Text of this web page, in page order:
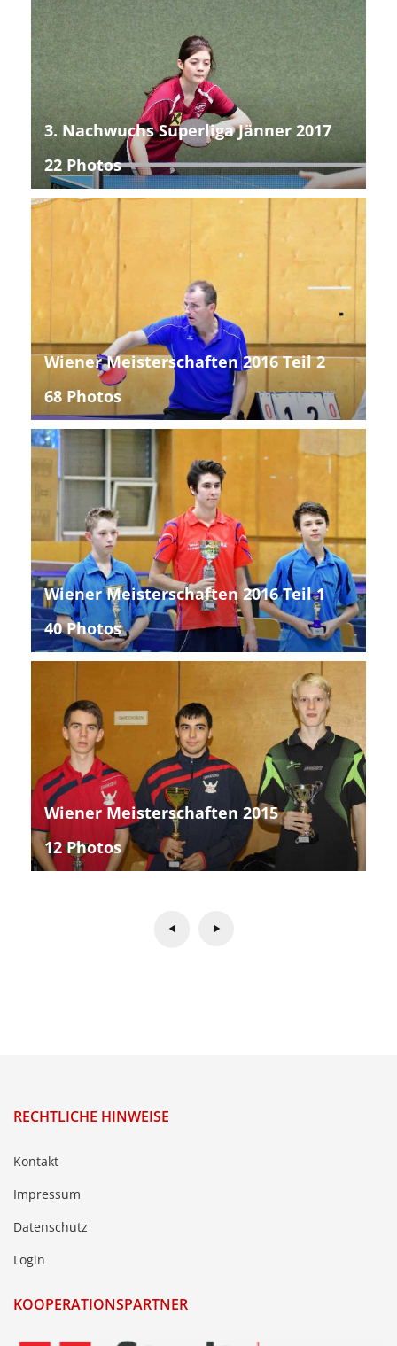
3. Nachwuchs Superliga Jänner 2017
22 Photos
Wiener Meisterschaften 2016 Teil 2
68 Photos
Wiener Meisterschaften 2016 Teil 1
40 Photos
Wiener Meisterschaften 2015
12 Photos
RECHTLICHE HINWEISE
Kontakt
Impressum
Datenschutz
Login
KOOPERATIONSPARTNER